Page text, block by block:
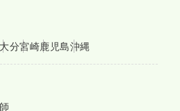
大分宮崎鹿児島沖縄